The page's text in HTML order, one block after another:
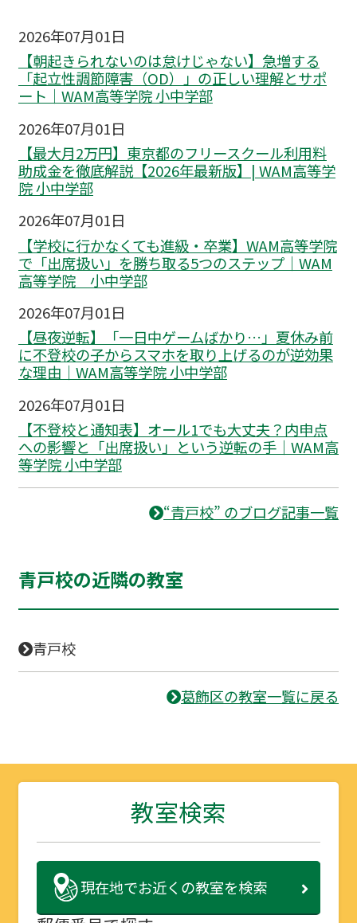
2026年07月01日
【朝起きられないのは怠けじゃない】急増する
「起立性調節障害（OD）」の正しい理解とサポ
ート｜WAM高等学院 小中学部
2026年07月01日
【最大月2万円】東京都のフリースクール利用料
助成金を徹底解説【2026年最新版】| WAM高等学
院 小中学部
2026年07月01日
【学校に行かなくても進級・卒業】WAM高等学院
で「出席扱い」を勝ち取る5つのステップ｜WAM
高等学院 小中学部
2026年07月01日
【昼夜逆転】「一日中ゲームばかり…」夏休み前
に不登校の子からスマホを取り上げるのが逆効果
な理由｜WAM高等学院 小中学部
2026年07月01日
【不登校と通知表】オール1でも大丈夫？内申点
への影響と「出席扱い」という逆転の手｜WAM高
等学院 小中学部
“青戸校” のブログ記事一覧
青戸校の近隣の教室
青戸校
葛飾区の教室一覧に戻る
教室検索
現在地でお近くの教室を検索